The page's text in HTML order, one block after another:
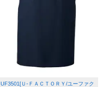
UF3501[Ｕ-ＦＡＣＴＯＲＹ/ユーファク